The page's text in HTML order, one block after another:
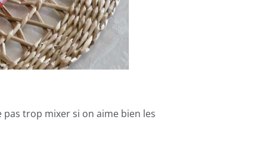
trop mixer si on aime bien les